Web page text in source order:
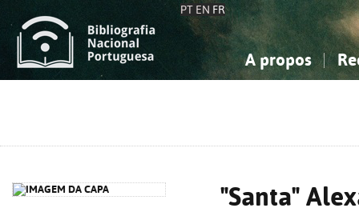
PT EN FR
A propos
"Santa"